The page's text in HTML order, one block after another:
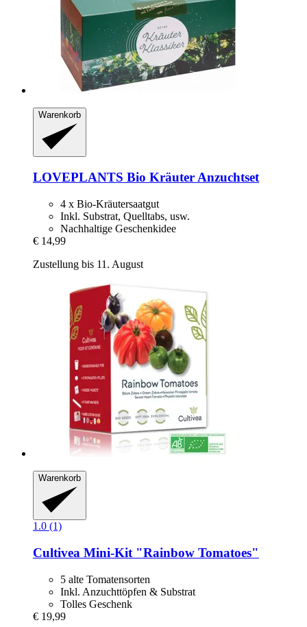
Warenkorb
LOVEPLANTS Bio Kräuter Anzuchtset
4 x Bio-Kräutersaatgut
Inkl. Substrat, Quelltabs, usw.
Nachhaltige Geschenkidee
€ 14,99
Zustellung bis 11. August
Warenkorb
1.0 (1)
Cultivea Mini-​Kit "Rainbow Tomatoes"
5 alte Tomatensorten
Inkl. Anzuchttöpfen & Substrat
Tolles Geschenk
€ 19,99